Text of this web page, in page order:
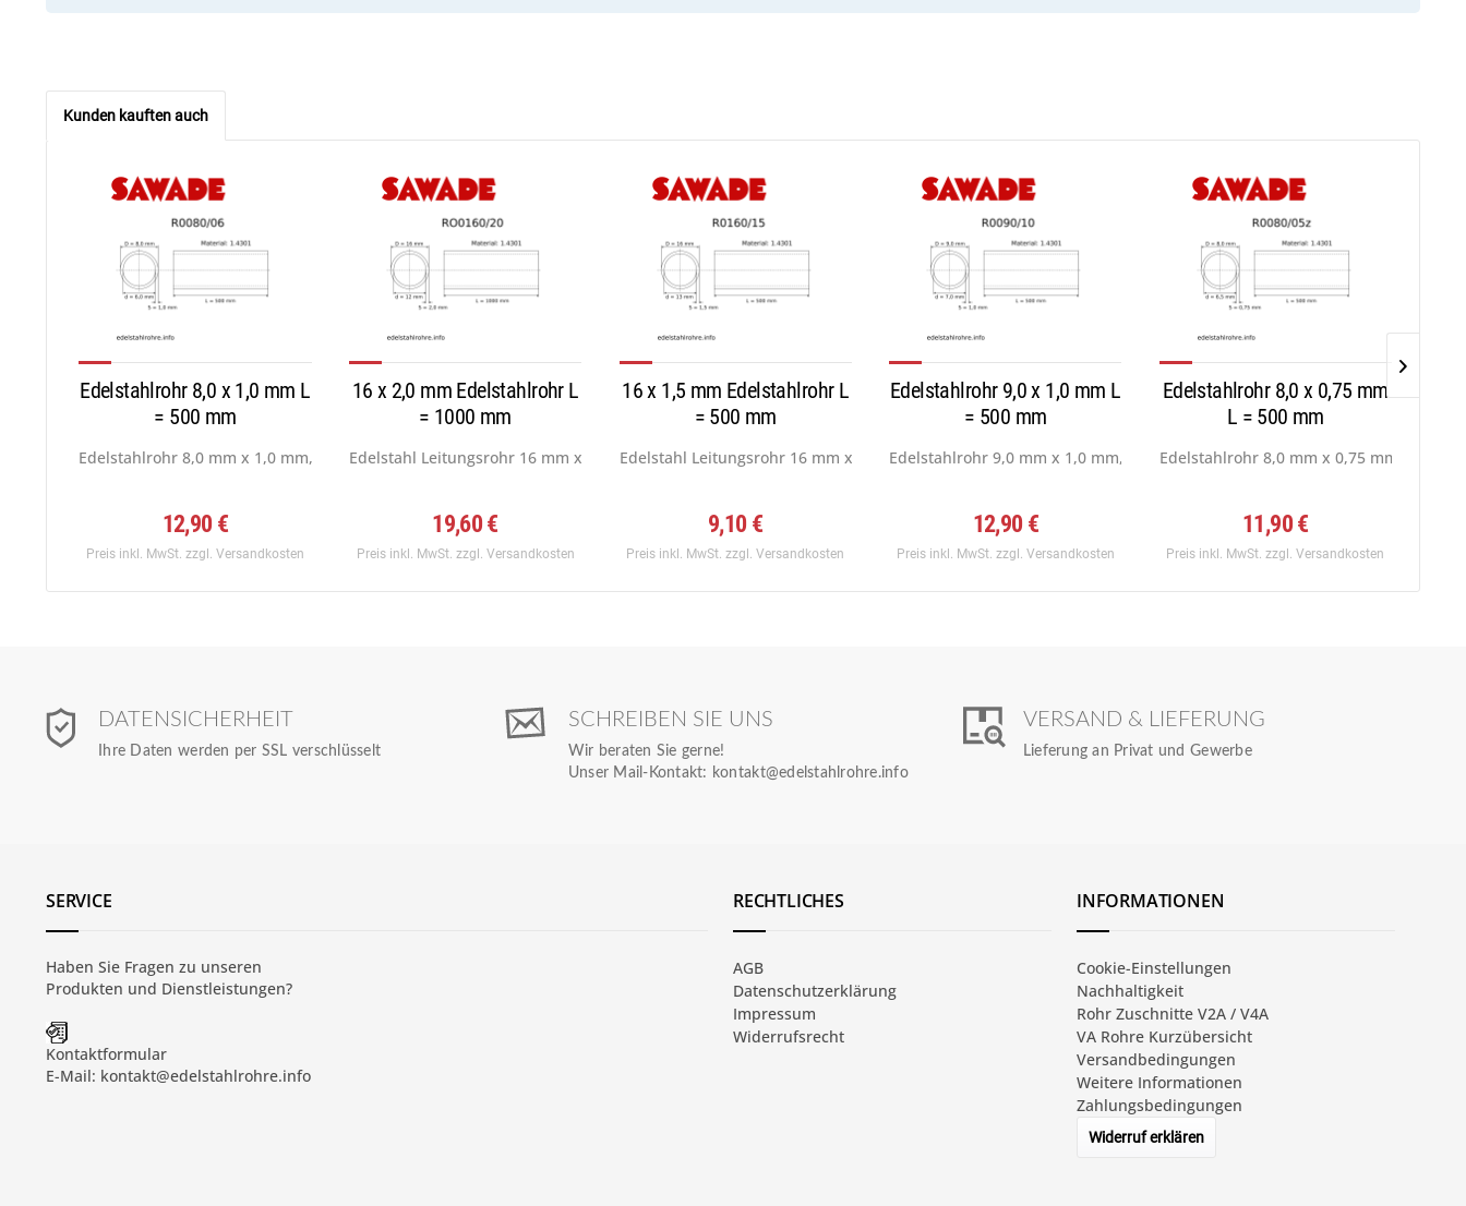
Kunden kauften auch
Edelstahlrohr 8,0 x 1,0 mm L
= 500 mm
Edelstahlrohr 8,0 mm x 1,0 mm, Werkstoff: 1.4301...
12,90 €
Preis inkl. MwSt. zzgl. Versandkosten
16 x 2,0 mm Edelstahlrohr L
= 1000 mm
Edelstahl Leitungsrohr 16 mm x 2,0 mm, Werkstoff:...
19,60 €
Preis inkl. MwSt. zzgl. Versandkosten
16 x 1,5 mm Edelstahlrohr L
= 500 mm
Edelstahl Leitungsrohr 16 mm x 1,5 mm, Werkstoff:...
9,10 €
Preis inkl. MwSt.zzgl. Versandkosten
Edelstahlrohr 9,0 x 1,0 mm L
= 500 mm
Edelstahlrohr 9,0 mm x 1,0 mm, Werkstoff: 1.4301...
12,90 €
Preis inkl. MwSt. zzgl. Versandkosten
Edelstahlrohr 8,0 x 0,75 mm
L = 500 mm
Edelstahlrohr 8,0 mm x 0,75 mm,
11,90 €
Preis inkl. MwSt.zzgl. Versandkosten
DATENSICHERHEIT
Ihre Daten werden per SSL verschlüsselt
SCHREIBEN SIE UNS
Wir beraten Sie gerne!
Unser Mail-Kontakt: kontakt@edelstahlrohre.info
VERSAND & LIEFERUNG
Lieferung an Privat und Gewerbe
SERVICE
Haben Sie Fragen zu unseren
Produkten und Dienstleistungen?
Kontaktformular
E-Mail: kontakt@edelstahlrohre.info
RECHTLICHES
AGB
Datenschutzerklärung
Impressum
Widerrufsrecht
INFORMATIONEN
Cookie-Einstellungen
Nachhaltigkeit
Rohr Zuschnitte V2A / V4A
VA Rohre Kurzübersicht
Versandbedingungen
Weitere Informationen
Zahlungsbedingungen
Widerruf erklären